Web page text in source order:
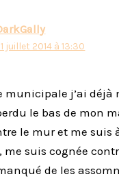
juillet 2014 à 13:30
municipale j’ai déjà
le bas de mon
le mur et me suis
me suis cognée
de les